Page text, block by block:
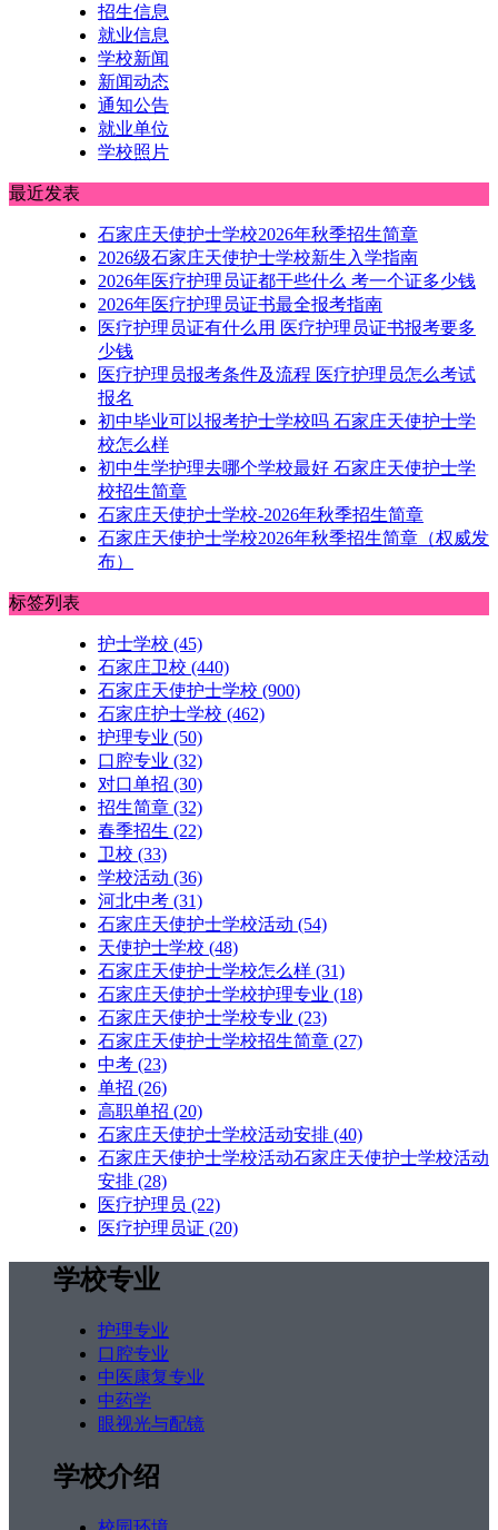
招生信息
就业信息
学校新闻
新闻动态
通知公告
就业单位
学校照片
最近发表
石家庄天使护士学校2026年秋季招生简章
2026级石家庄天使护士学校新生入学指南
2026年医疗护理员证都干些什么 考一个证多少钱
2026年医疗护理员证书最全报考指南
医疗护理员证有什么用 医疗护理员证书报考要多
少钱
医疗护理员报考条件及流程 医疗护理员怎么考试
报名
初中毕业可以报考护士学校吗 石家庄天使护士学
校怎么样
初中生学护理去哪个学校最好 石家庄天使护士学
校招生简章
石家庄天使护士学校-2026年秋季招生简章
石家庄天使护士学校2026年秋季招生简章（权威发
布）
标签列表
护士学校 (45)
石家庄卫校 (440)
石家庄天使护士学校 (900)
石家庄护士学校 (462)
护理专业 (50)
口腔专业 (32)
对口单招 (30)
招生简章 (32)
春季招生 (22)
卫校 (33)
学校活动 (36)
河北中考 (31)
石家庄天使护士学校活动 (54)
天使护士学校 (48)
石家庄天使护士学校怎么样 (31)
石家庄天使护士学校护理专业 (18)
石家庄天使护士学校专业 (23)
石家庄天使护士学校招生简章 (27)
中考 (23)
单招 (26)
高职单招 (20)
石家庄天使护士学校活动安排 (40)
石家庄天使护士学校活动石家庄天使护士学校活动
安排 (28)
医疗护理员 (22)
医疗护理员证 (20)
学校专业
护理专业
口腔专业
中医康复专业
中药学
眼视光与配镜
学校介绍